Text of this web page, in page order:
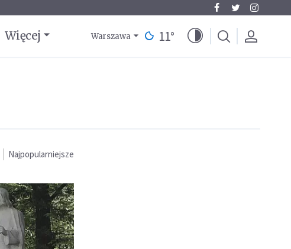
Więcej Warszawa 11°
Najpopularniejsze